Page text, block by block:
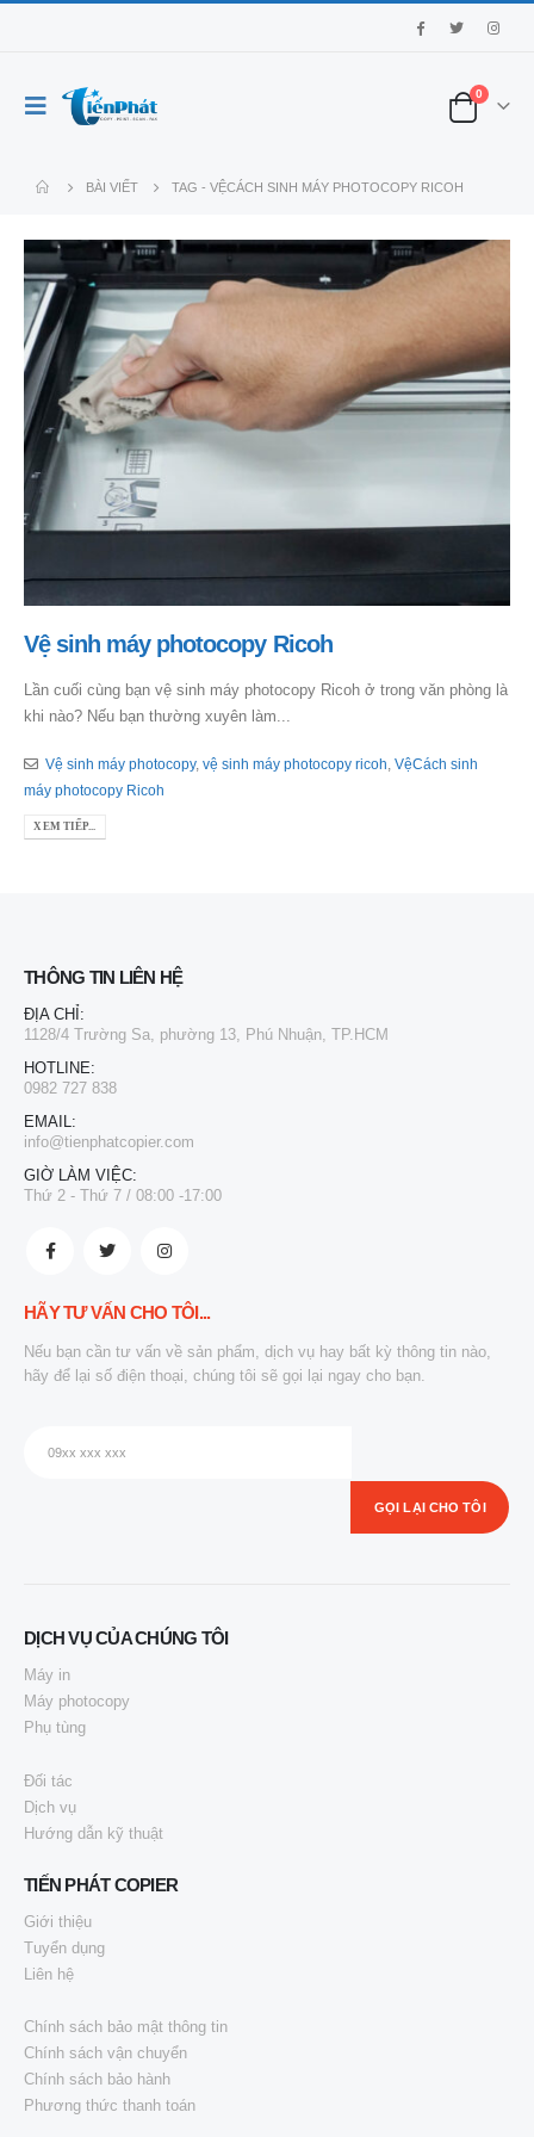
0
BÀI VIẾT TAG - VỆCÁCH SINH MÁY PHOTOCOPY RICOH
Vệ sinh máy photocopy Ricoh
Lần cuối cùng bạn vệ sinh máy photocopy Ricoh ở trong văn phòng là
khi nào? Nếu bạn thường xuyên làm...
Vệ sinh máy photocopy, vệ sinh máy photocopy ricoh VệCách sinh
máy photocopy Ricoh
XEM TIẾP...
THÔNG TIN LIÊN HỆ
ĐỊA CHỈ:
1128/4 Trường Sa, phường 13, Phú Nhuận, TP.HCM
HOTLINE:
0982 727 838
EMAIL:
info@tienphatcopier.com
GIỜ LÀM VIỆC:
Thứ 2 - Thứ 7 / 08:00 -17:00
HÃY TƯ VẤN CHO TÔI...
Nếu bạn cần tư vấn về sản phẩm, dịch vụ hay bất kỳ thông tin nào,
hãy để lại số điện thoại, chúng tôi sẽ gọi lại ngay cho bạn.
DỊCH VỤ CỦA CHÚNG TÔI
Máy in
Máy photocopy
Phụ tùng
Đối tác
Dịch vụ
Hướng dẫn kỹ thuật
TIẾN PHÁT COPIER
Giới thiệu
Tuyển dụng
Liên hệ
Chính sách bảo mật thông tin
Chính sách vận chuyển
Chính sách bảo hành
Phương thức thanh toán